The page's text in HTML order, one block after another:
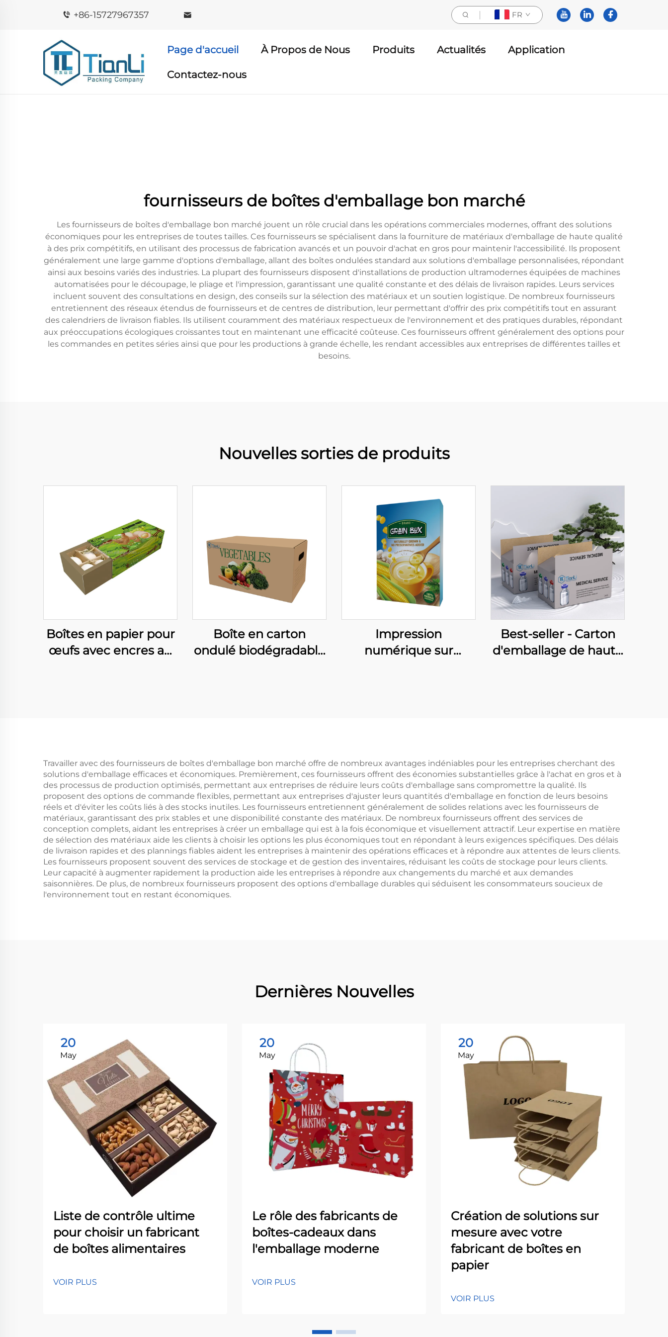
+86-15727967357 FR
Page d'accueil À Propos de Nous Produits Actualités Application
Contactez-nous
fournisseurs de boîtes d'emballage bon marché
Les fournisseurs de boîtes d'emballage bon marché jouent un rôle crucial dans les opérations commerciales modernes, offrant des solutions
économiques pour les entreprises de toutes tailles. Ces fournisseurs se spécialisent dans la fourniture de matériaux d'emballage de haute qualité
à des prix compétitifs, en utilisant des processus de fabrication avancés et un pouvoir d'achat en gros pour maintenir l'accessibilité. Ils proposent
généralement une large gamme d'options d'emballage, allant des boîtes ondulées standard aux solutions d'emballage personnalisées, répondant
ainsi aux besoins variés des industries. La plupart des fournisseurs disposent d'installations de production ultramodernes équipées de machines
automatisées pour le découpage, le pliage et l'impression, garantissant une qualité constante et des délais de livraison rapides. Leurs services
incluent souvent des consultations en design, des conseils sur la sélection des matériaux et un soutien logistique. De nombreux fournisseurs
entretiennent des réseaux étendus de fournisseurs et de centres de distribution, leur permettant d'offrir des prix compétitifs tout en assurant
des calendriers de livraison fiables. Ils utilisent couramment des matériaux respectueux de l'environnement et des pratiques durables, répondant
aux préoccupations écologiques croissantes tout en maintenant une efficacité coûteuse. Ces fournisseurs offrent généralement des options pour
les commandes en petites séries ainsi que pour les productions à grande échelle, les rendant accessibles aux entreprises de différentes tailles et
besoins.
Nouvelles sorties de produits
Boîtes en papier pour
œufs avec encres au
Boîte en carton
ondulé biodégradable
Impression
numérique sur
Best-seller - Carton
d'emballage de haute
Travailler avec des fournisseurs de boîtes d'emballage bon marché offre de nombreux avantages indéniables pour les entreprises cherchant des
solutions d'emballage efficaces et économiques. Premièrement, ces fournisseurs offrent des économies substantielles grâce à l'achat en gros et à
des processus de production optimisés, permettant aux entreprises de réduire leurs coûts d'emballage sans compromettre la qualité. Ils
proposent des options de commande flexibles, permettant aux entreprises d'ajuster leurs quantités d'emballage en fonction de leurs besoins
réels et d'éviter les coûts liés à des stocks inutiles. Les fournisseurs entretiennent généralement de solides relations avec les fournisseurs de
matériaux, garantissant des prix stables et une disponibilité constante des matériaux. De nombreux fournisseurs offrent des services de
conception complets, aidant les entreprises à créer un emballage qui est à la fois économique et visuellement attractif. Leur expertise en matière
de sélection des matériaux aide les clients à choisir les options les plus économiques tout en répondant à leurs exigences spécifiques. Des délais
de livraison rapides et des plannings fiables aident les entreprises à maintenir des opérations efficaces et à répondre aux attentes de leurs clients.
Les fournisseurs proposent souvent des services de stockage et de gestion des inventaires, réduisant les coûts de stockage pour leurs clients.
Leur capacité à augmenter rapidement la production aide les entreprises à répondre aux changements du marché et aux demandes
saisonnières. De plus, de nombreux fournisseurs proposent des options d'emballage durables qui séduisent les consommateurs soucieux de
l'environnement tout en restant économiques.
Dernières Nouvelles
20
May
Liste de contrôle ultime
pour choisir un fabricant
de boîtes alimentaires
VOIR PLUS
20
May
Le rôle des fabricants de
boîtes-cadeaux dans
l'emballage moderne
VOIR PLUS
20
May
Création de solutions sur
mesure avec votre
fabricant de boîtes en
papier
VOIR PLUS